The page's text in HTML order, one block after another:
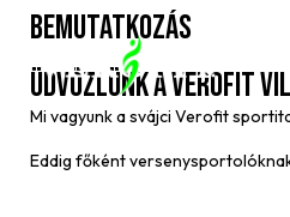
BEMUTATKOZÁS
Üdvözlünk a Verofit
Mi vagyunk a svájci Verofit
Eddig főként